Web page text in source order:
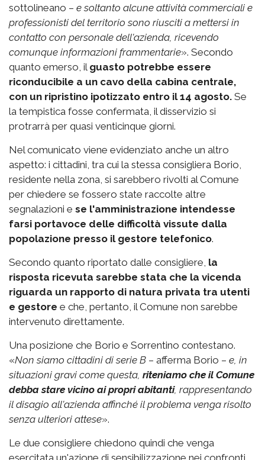
sottolineano – e soltanto alcune attività commerciali e
professionisti del territorio sono riusciti a mettersi in
contatto con personale dell'azienda, ricevendo
comunque informazioni frammentarie». Secondo
quanto emerso, il guasto potrebbe essere
riconducibile a un cavo della cabina centrale,
con un ripristino ipotizzato entro il 14 agosto. Se
la tempistica fosse confermata, il disservizio si
protrarrà per quasi venticinque giorni.
Nel comunicato viene evidenziato anche un altro
aspetto: i cittadini, tra cui la stessa consigliera Borio,
residente nella zona, si sarebbero rivolti al Comune
per chiedere se fossero state raccolte altre
segnalazioni e se l'amministrazione intendesse
farsi portavoce delle difficoltà vissute dalla
popolazione presso il gestore telefonico.
Secondo quanto riportato dalle consigliere, la
risposta ricevuta sarebbe stata che la vicenda
riguarda un rapporto di natura privata tra utenti
e gestore e che, pertanto, il Comune non sarebbe
intervenuto direttamente.
Una posizione che Borio e Sorrentino contestano.
«Non siamo cittadini di serie B – afferma Borio – e, in
situazioni gravi come questa, riteniamo che il Comune
debba stare vicino ai propri abitanti, rappresentando
il disagio all'azienda affinché il problema venga risolto
senza ulteriori attese».
Le due consigliere chiedono quindi che venga
esercitata un'azione di sensibilizzazione nei confronti